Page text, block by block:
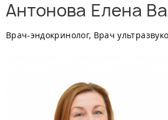
Антонова Елена
Врач-эндокринолог, Врач